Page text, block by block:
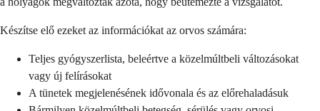
Készítse elő ezeket az információkat az orvos számára:
Teljes gyógyszerlista, beleértve a közelmúltbeli változásokat
vagy új felírásokat
A tünetek megjelenésének idővonala és az előrehaladásuk